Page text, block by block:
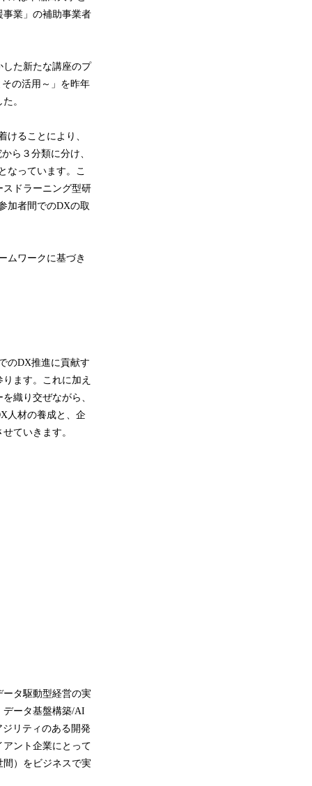
業」の補助事業者
した新たな講座のプ
の活用～」を昨年
。
ることにより、
ら３分類に分け、
なっています。こ
ドラーニング型研
加者間でのDXの取
ムワークに基づき
のDX推進に貢献す
ます。これに加え
織り交ぜながら、
人材の養成と、企
ていきます。
ータ駆動型経営の実
データ基盤構築/AI
リティのある開発
ント企業にとって
）をビジネスで実